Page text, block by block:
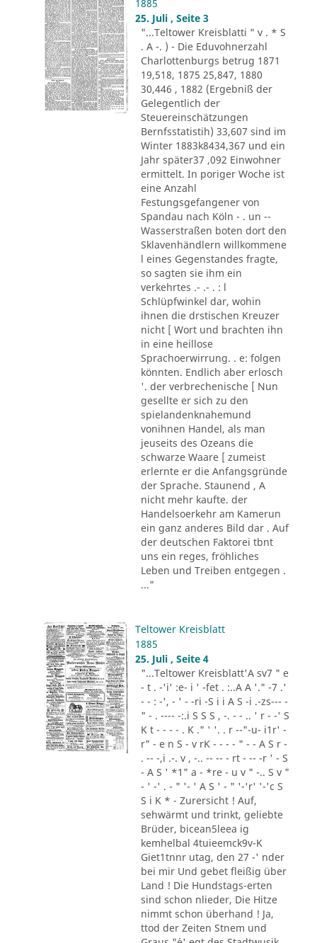
1885
25. Juli , Seite 3
"...Teltower Kreisblatti " v . * S
. A -. ) - Die Eduvohnerzahl
Charlottenburgs betrug 1871
19,518, 1875 25,847, 1880
30,446 , 1882 (Ergebniß der
Gelegentlich der
Steuereinschätzungen
Bernfsstatistih) 33,607 sind im
Winter 1883k8434,367 und ein
Jahr später37 ,092 Einwohner
ermittelt. In poriger Woche ist
eine Anzahl
Festungsgefangener von
Spandau nach Köln - . un --
Wasserstraßen boten dort den
Sklavenhändlern willkommene
l eines Gegenstandes fragte,
so sagten sie ihm ein
verkehrtes .- .- . : l
Schlüpfwinkel dar, wohin
ihnen die drstischen Kreuzer
nicht [ Wort und brachten ihn
in eine heillose
Sprachoerwirrung. . e: folgen
könnten. Endlich aber erlosch
'. der verbrechenische [ Nun
gesellte er sich zu den
spielandenknahemund
vonihnen Handel, als man
jeuseits des Ozeans die
schwarze Waare [ zumeist
erlernte er die Anfangsgründe
der Sprache. Staunend , A
nicht mehr kaufte. der
Handelsoerkehr am Kamerun
ein ganz anderes Bild dar . Auf
der deutschen Faktorei tbnt
uns ein reges, fröhliches
Leben und Treiben entgegen .
..."
Teltower Kreisblatt
1885
25. Juli , Seite 4
"...Teltower Kreisblatt'A sv7 " e
- t . -'i' :e- i ' -fet . :..A A '." -7 .'
- - : -', - ' - -ri -S i i A S -i .-zs--- -
" - . ---- -:.i S S S , -. - - .. ' r - -' S
K t - - - - . K ." ' '. . r --"-u- i1r' -
r" - e n S - v rK - - - - " - - A S r -
. -- -,i .-. v , -.. -- -- - rt - -- -r ' - S
- A S ' *1" a - *re - u v " -.. S v "
- ' -' . - " '- ' A S ' - " '-'r' '-'c S
S i K * - Zurersicht ! Auf,
sehwärmt und trinkt, geliebte
Brüder, bicean5leea ig
kemhelbal 4tuieemck9v-K
Giet1tnnr utag, den 27 -' nder
bei mir Und gebet fleißig über
Land ! Die Hundstags-erten
sind schon nlieder, Die Hitze
nimmt schon überhand ! Ja,
ttod der Zeiten Stnem und